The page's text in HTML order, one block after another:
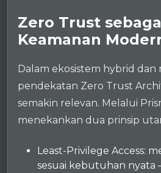
Zero Trust
Keamanan
Dalam ekosistem hybrid
pendekatan Zero Trust
semakin relevan. Melalui
menekankan dua prinsip
Least-Privilege Access:
sesuai kebutuhan nyata